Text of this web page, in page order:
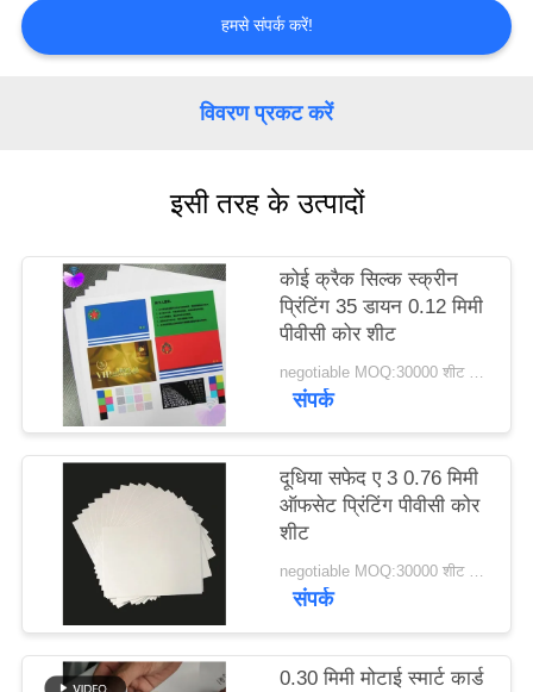
हमसे
संपर्क
एक
उद्धरण
अनुरोध
करें
साइटमैप
PRIVACY
POLICY
हमसे संपर्क करें!
विवरण प्रकट करें
इसी तरह के उत्पादों
कोई क्रैक सिल्क स्क्रीन
प्रिंटिंग 35 डायन 0.12 मिमी
पीवीसी कोर शीट
negotiable MOQ:30000 शीट या 2 टन
संपर्क
दूधिया सफेद ए 3 0.76 मिमी
ऑफसेट प्रिंटिंग पीवीसी कोर
शीट
negotiable MOQ:30000 शीट या 2 टन
संपर्क
0.30 मिमी मोटाई स्मार्ट कार्ड